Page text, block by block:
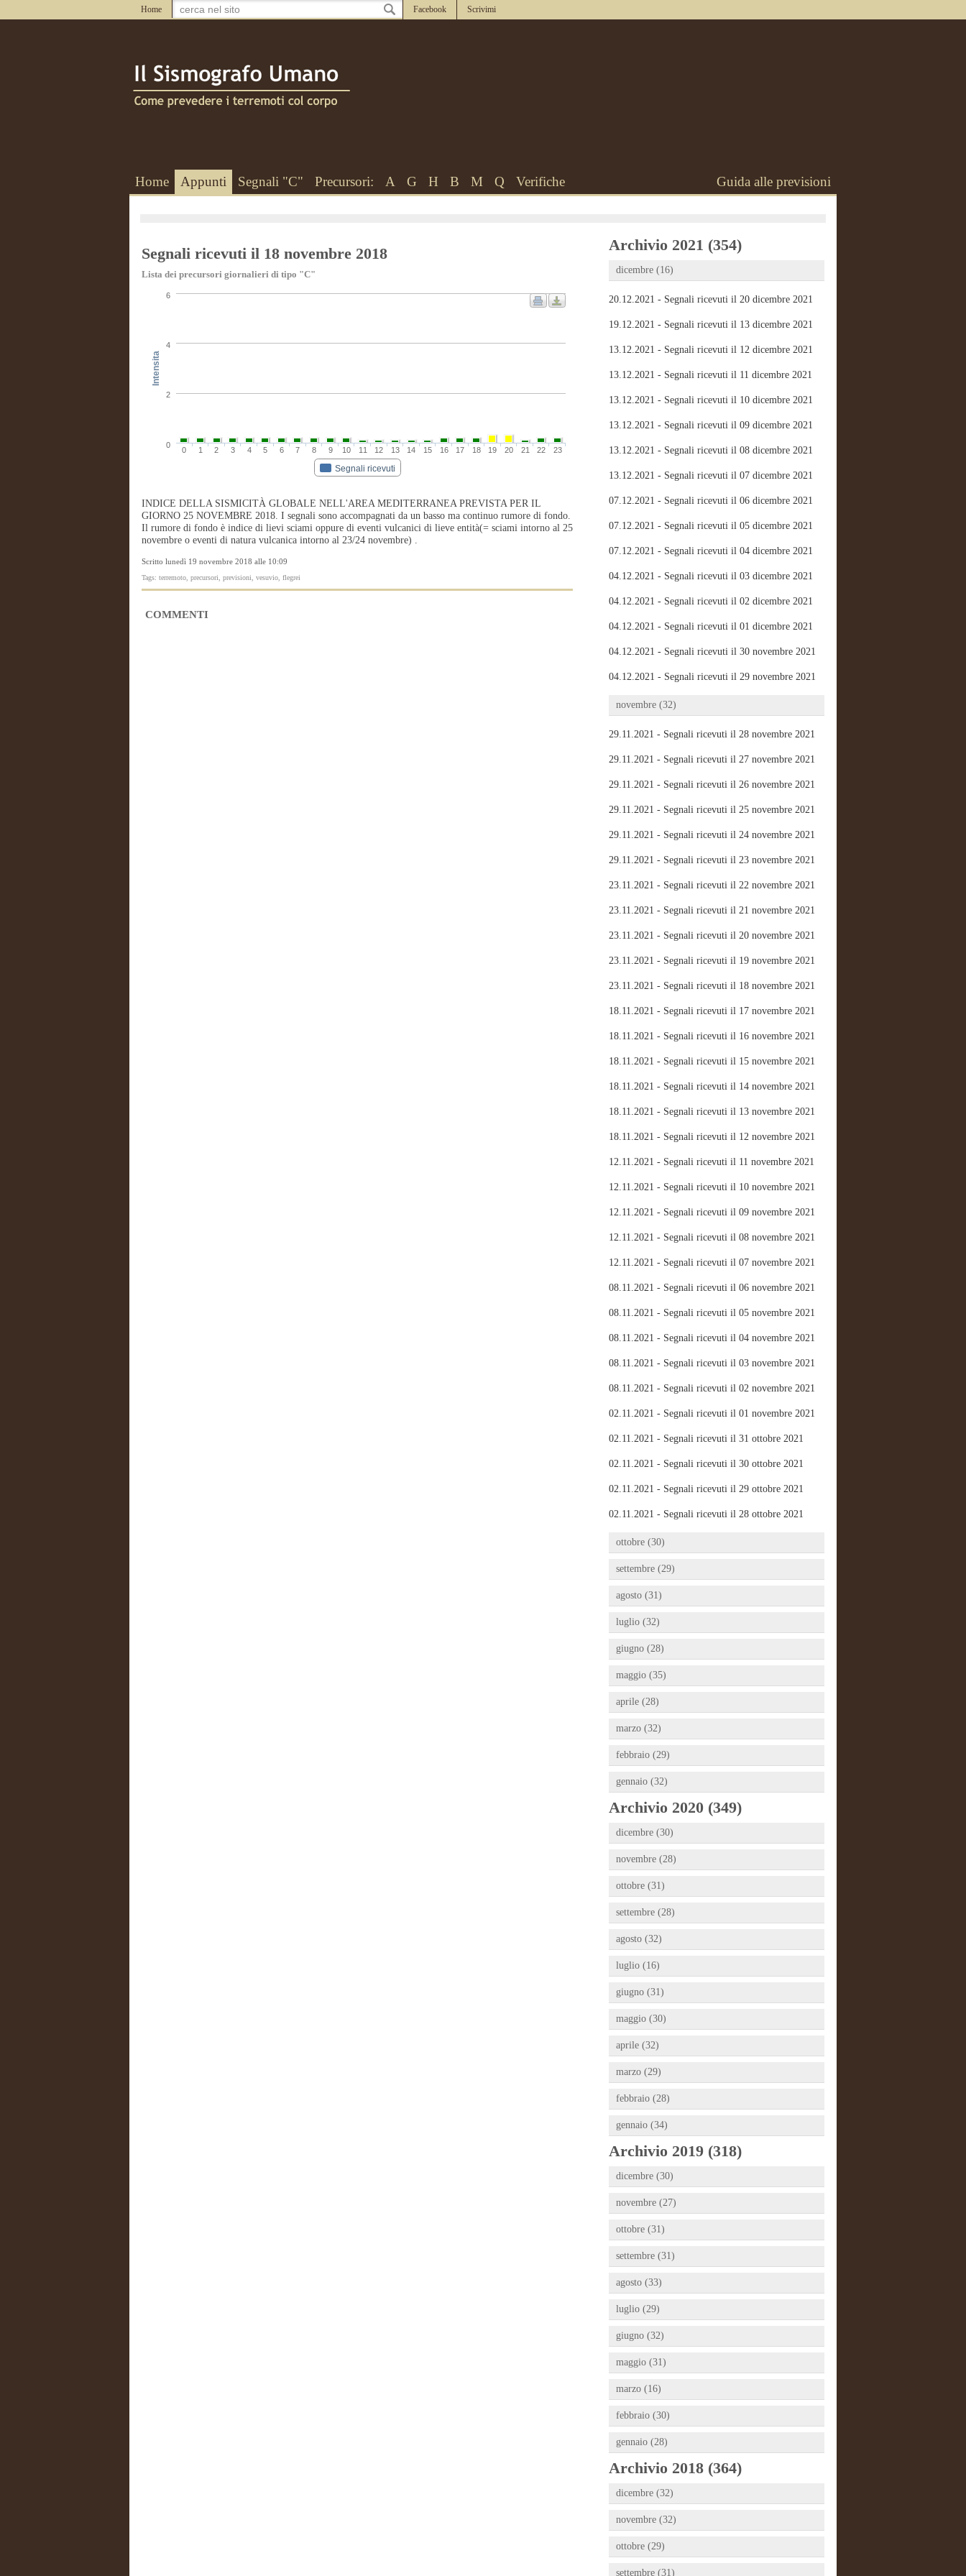
Home Facebook Scrivimi
Home Appunti Segnali "C" Precursori: A G H B M Q Verifiche Guida alle previsioni
Segnali ricevuti il 18 novembre 2018
Lista dei precursori giornalieri di tipo "C"
Intensita
Segnali ricevuti
0 1 2 3 4 5 6 7 8 9 10 11 12 13 14 15 16 17 18 19 20 21 22 23
0
2
4
6
INDICE DELLA SISMICITÀ GLOBALE NELL'AREA MEDITERRANEA PREVISTA PER IL
GIORNO 25 NOVEMBRE 2018. I segnali sono accompagnati da un basso ma continuo rumore di fondo.
Il rumore di fondo è indice di lievi sciami oppure di eventi vulcanici di lieve entità(= sciami intorno al 25
novembre o eventi di natura vulcanica intorno al 23/24 novembre) .
Scritto lunedì 19 novembre 2018 alle 10:09
Tags: terremoto, precursori, previsioni, vesuvio, flegrei
COMMENTI
Archivio 2021 (354)
dicembre (16)
20.12.2021 - Segnali ricevuti il 20 dicembre 2021
19.12.2021 - Segnali ricevuti il 13 dicembre 2021
13.12.2021 - Segnali ricevuti il 12 dicembre 2021
13.12.2021 - Segnali ricevuti il 11 dicembre 2021
13.12.2021 - Segnali ricevuti il 10 dicembre 2021
13.12.2021 - Segnali ricevuti il 09 dicembre 2021
13.12.2021 - Segnali ricevuti il 08 dicembre 2021
13.12.2021 - Segnali ricevuti il 07 dicembre 2021
07.12.2021 - Segnali ricevuti il 06 dicembre 2021
07.12.2021 - Segnali ricevuti il 05 dicembre 2021
07.12.2021 - Segnali ricevuti il 04 dicembre 2021
04.12.2021 - Segnali ricevuti il 03 dicembre 2021
04.12.2021 - Segnali ricevuti il 02 dicembre 2021
04.12.2021 - Segnali ricevuti il 01 dicembre 2021
04.12.2021 - Segnali ricevuti il 30 novembre 2021
04.12.2021 - Segnali ricevuti il 29 novembre 2021
novembre (32)
29.11.2021 - Segnali ricevuti il 28 novembre 2021
29.11.2021 - Segnali ricevuti il 27 novembre 2021
29.11.2021 - Segnali ricevuti il 26 novembre 2021
29.11.2021 - Segnali ricevuti il 25 novembre 2021
29.11.2021 - Segnali ricevuti il 24 novembre 2021
29.11.2021 - Segnali ricevuti il 23 novembre 2021
23.11.2021 - Segnali ricevuti il 22 novembre 2021
23.11.2021 - Segnali ricevuti il 21 novembre 2021
23.11.2021 - Segnali ricevuti il 20 novembre 2021
23.11.2021 - Segnali ricevuti il 19 novembre 2021
23.11.2021 - Segnali ricevuti il 18 novembre 2021
18.11.2021 - Segnali ricevuti il 17 novembre 2021
18.11.2021 - Segnali ricevuti il 16 novembre 2021
18.11.2021 - Segnali ricevuti il 15 novembre 2021
18.11.2021 - Segnali ricevuti il 14 novembre 2021
18.11.2021 - Segnali ricevuti il 13 novembre 2021
18.11.2021 - Segnali ricevuti il 12 novembre 2021
12.11.2021 - Segnali ricevuti il 11 novembre 2021
12.11.2021 - Segnali ricevuti il 10 novembre 2021
12.11.2021 - Segnali ricevuti il 09 novembre 2021
12.11.2021 - Segnali ricevuti il 08 novembre 2021
12.11.2021 - Segnali ricevuti il 07 novembre 2021
08.11.2021 - Segnali ricevuti il 06 novembre 2021
08.11.2021 - Segnali ricevuti il 05 novembre 2021
08.11.2021 - Segnali ricevuti il 04 novembre 2021
08.11.2021 - Segnali ricevuti il 03 novembre 2021
08.11.2021 - Segnali ricevuti il 02 novembre 2021
02.11.2021 - Segnali ricevuti il 01 novembre 2021
02.11.2021 - Segnali ricevuti il 31 ottobre 2021
02.11.2021 - Segnali ricevuti il 30 ottobre 2021
02.11.2021 - Segnali ricevuti il 29 ottobre 2021
02.11.2021 - Segnali ricevuti il 28 ottobre 2021
ottobre (30)
settembre (29)
agosto (31)
luglio (32)
giugno (28)
maggio (35)
aprile (28)
marzo (32)
febbraio (29)
gennaio (32)
Archivio 2020 (349)
dicembre (30)
novembre (28)
ottobre (31)
settembre (28)
agosto (32)
luglio (16)
giugno (31)
maggio (30)
aprile (32)
marzo (29)
febbraio (28)
gennaio (34)
Archivio 2019 (318)
dicembre (30)
novembre (27)
ottobre (31)
settembre (31)
agosto (33)
luglio (29)
giugno (32)
maggio (31)
marzo (16)
febbraio (30)
gennaio (28)
Archivio 2018 (364)
dicembre (32)
novembre (32)
ottobre (29)
settembre (31)